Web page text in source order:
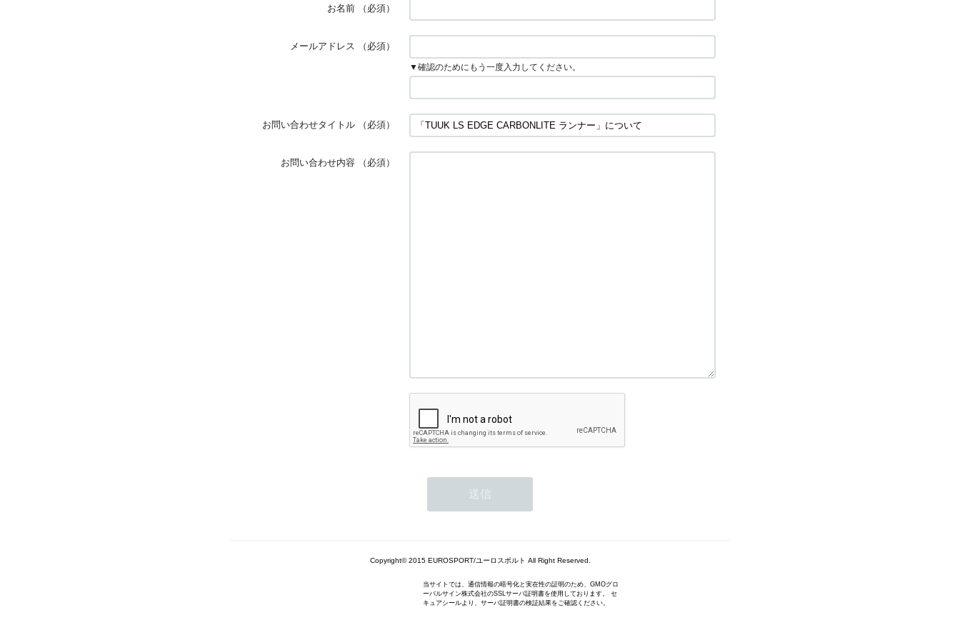
お名前 （必須）
メールアドレス （必須）
▼確認のためにもう一度入力してください。
お問い合わせタイトル （必須）
お問い合わせ内容 （必須）
Copyright© 2015 EUROSPORT/ユーロスポルト All Right Reserved.
当サイトでは、通信情報の暗号化と実在性の証明のため、GMOグロ
ーバルサイン株式会社のSSLサーバ証明書を使用しております。 セ
キュアシールより、サーバ証明書の検証結果をご確認ください。